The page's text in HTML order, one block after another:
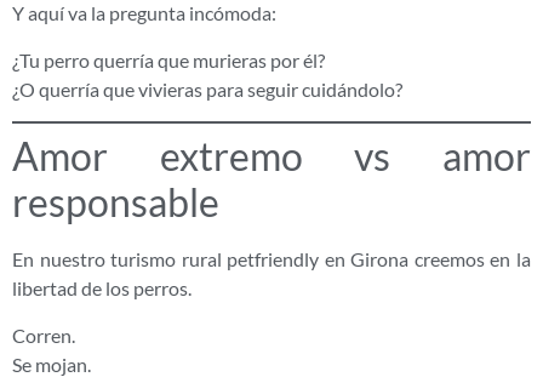
Y aquí va la pregunta incómoda:
¿Tu perro querría que murieras por él?
¿O querría que vivieras para seguir cuidándolo?
Amor extremo vs amor
responsable
En nuestro turismo rural petfriendly en Girona creemos en la
libertad de los perros.
Corren.
Se mojan.